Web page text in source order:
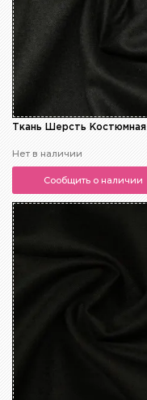
Ткань Шерсть Костюмная
Нет в наличии
Сообщить о наличии